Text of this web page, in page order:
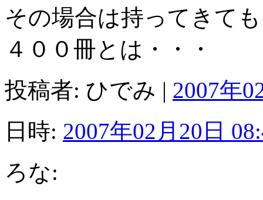
その場合は持ってきて
４００冊とは・・・
投稿者: ひでみ | 2007年
日時: 2007年02月20日
ろな: